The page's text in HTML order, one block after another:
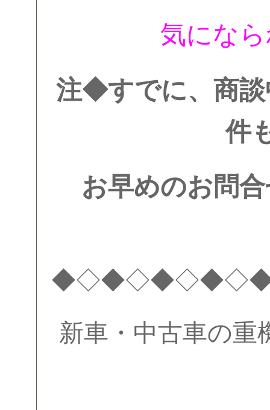
気にな
注◆すでに、商談
件
お早めのお問
新車・中古車の重